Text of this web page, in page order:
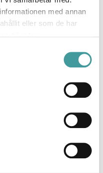
med annan
eller som de har